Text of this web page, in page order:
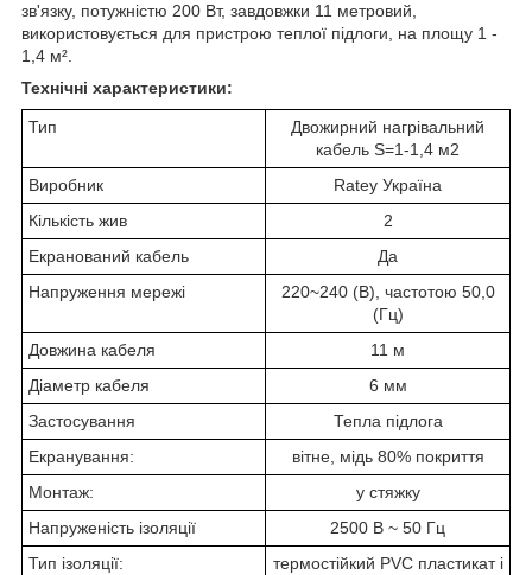
зв'язку, потужністю 200 Вт, завдовжки 11 метровий,
використовується для пристрою теплої підлоги, на площу 1 -
1,4 м².
Технічні характеристики:
Тип
Двожирний нагрівальний
кабель S=1-1,4 м2
Виробник
Ratey Україна
Кількість жив
2
Екранований кабель
Да
Напруження мережі
220~240 (В), частотою 50,0
(Гц)
Довжина кабеля
11 м
Діаметр кабеля
6 мм
Застосування
Тепла підлога
Екранування:
вітне, мідь 80% покриття
Монтаж:
у стяжку
Напруженість ізоляції
2500 В ~ 50 Гц
Тип ізоляції:
термостійкий PVC пластикат і